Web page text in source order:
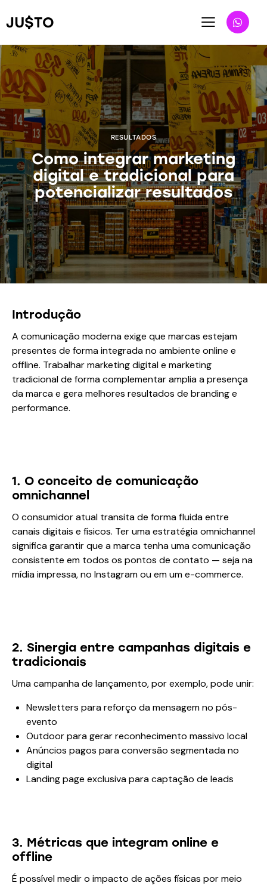
JU$TO
RESULTADOS
Como integrar marketing
digital e tradicional para
potencializar resultados
Introdução
A comunicação moderna exige que marcas estejam
presentes de forma integrada no ambiente online e
offline. Trabalhar marketing digital e marketing
tradicional de forma complementar amplia a presença
da marca e gera melhores resultados de branding e
performance.
1. O conceito de comunicação
omnichannel
O consumidor atual transita de forma fluida entre
canais digitais e físicos. Ter uma estratégia omnichannel
significa garantir que a marca tenha uma comunicação
consistente em todos os pontos de contato — seja na
mídia impressa, no Instagram ou em um e-commerce.
2. Sinergia entre campanhas digitais e
tradicionais
Uma campanha de lançamento, por exemplo, pode unir:
Newsletters para reforço da mensagem no pós-
evento
Outdoor para gerar reconhecimento massivo local
Anúncios pagos para conversão segmentada no
digital
Landing page exclusiva para captação de leads
3. Métricas que integram online e
offline
É possível medir o impacto de ações físicas por meio